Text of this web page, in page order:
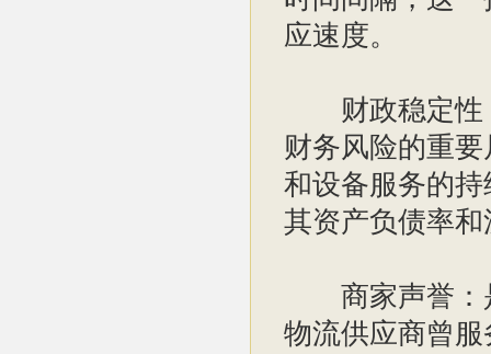
应速度。
财政稳定性：
财务风险的重
和设备服务的
其资产负债率
商家声誉：是
物流供应商曾